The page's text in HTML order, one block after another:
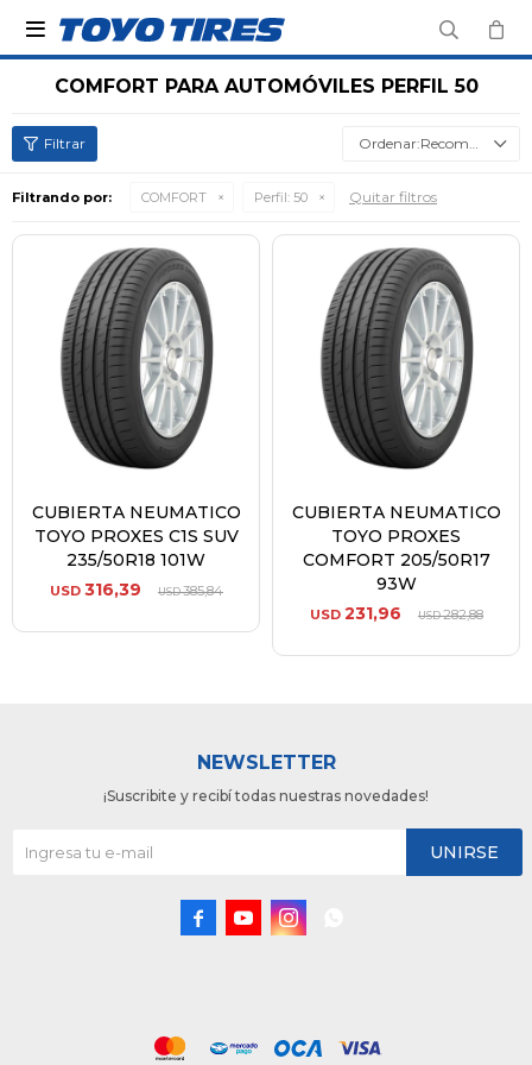

COMFORT PARA AUTOMÓVILES PERFIL 50
Recomendados
Filtrando por: COMFORT Perfil: 50 Quitar filtros
CUBIERTA NEUMATICO
TOYO PROXES C1S SUV
235/50R18 101W
USD 316,39 USD385,84
CUBIERTA NEUMATICO
TOYO PROXES
COMFORT 205/50R17
93W
USD 231,96 USD282,88
NEWSLETTER
¡Suscribite y recibí todas nuestras novedades!
UNIRSE
  